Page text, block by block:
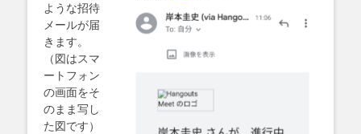
ような招待
メールが届
きます。
（図はスマ
ートフォン
の画面をそ
のまま写し
た図です）